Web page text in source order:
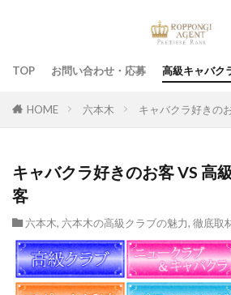
TOP お問い合わせ・応募 高級キャバク
HOME 六本木 キャバクラ好きの
キャバクラ好きのお客 VS 高
客
六本木, 六本木の高級クラブの魅力, 徹底取